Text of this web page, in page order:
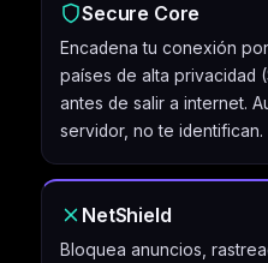
Secure Core
Encadena tu conexión
países de alta privacidad
antes de salir a internet.
servidor, no te identifican.
NetShield
Bloquea anuncios,